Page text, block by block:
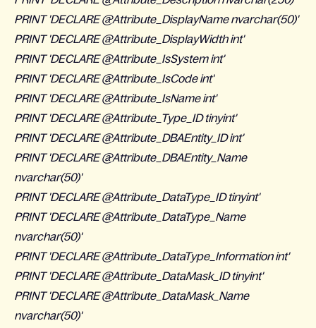
PRINT 'DECLARE @Attribute_DisplayName nvarchar(50)'
PRINT 'DECLARE @Attribute_DisplayWidth int'
PRINT 'DECLARE @Attribute_IsSystem int'
PRINT 'DECLARE @Attribute_IsCode int'
PRINT 'DECLARE @Attribute_IsName int'
PRINT 'DECLARE @Attribute_Type_ID tinyint'
PRINT 'DECLARE @Attribute_DBAEntity_ID int'
PRINT 'DECLARE @Attribute_DBAEntity_Name
nvarchar(50)'
PRINT 'DECLARE @Attribute_DataType_ID tinyint'
PRINT 'DECLARE @Attribute_DataType_Name
nvarchar(50)'
PRINT 'DECLARE @Attribute_DataType_Information int'
PRINT 'DECLARE @Attribute_DataMask_ID tinyint'
PRINT 'DECLARE @Attribute_DataMask_Name
nvarchar(50)'